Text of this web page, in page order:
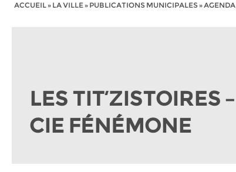
ACCUEIL» LA VILLE» PUBLICATIONS MUNICIPALES»AGENDA
LES TIT’ZISTOIRES –
CIE FÉNÉMONE